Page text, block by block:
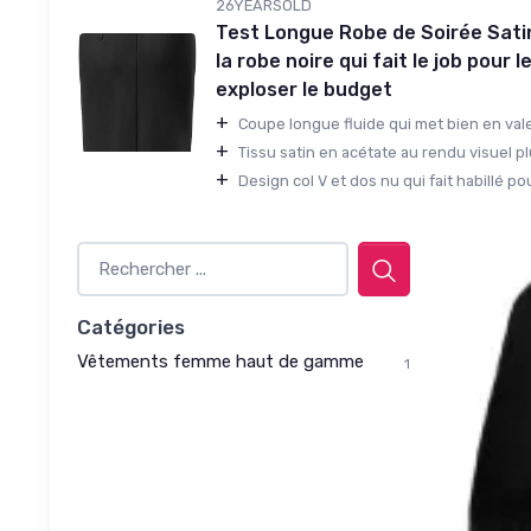
26YEARSOLD
Test Longue Robe de Soirée
la robe noire qui fait le job pour
exploser le budget
+ Coupe longue fluide qui met bien en
+ Tissu satin en acétate au rendu visuel
+ Design col V et dos nu qui fait habillé
Catégories
Vêtements femme haut de gamme 1